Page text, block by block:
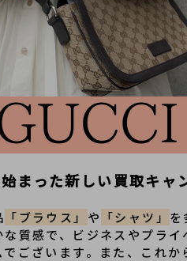
まった新しい買取キャ
「ブラウス」 や 「シャツ」 を
質感で、ビジネスやプラ
ございます。また、これ